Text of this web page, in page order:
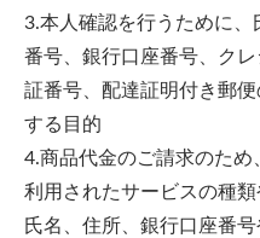
3.本人確認を行うために
番号、銀行口座番号、ク
証番号、配達証明付き郵
する目的
4.商品代金のご請求のため
利用されたサービスの種
氏名、住所、銀行口座番